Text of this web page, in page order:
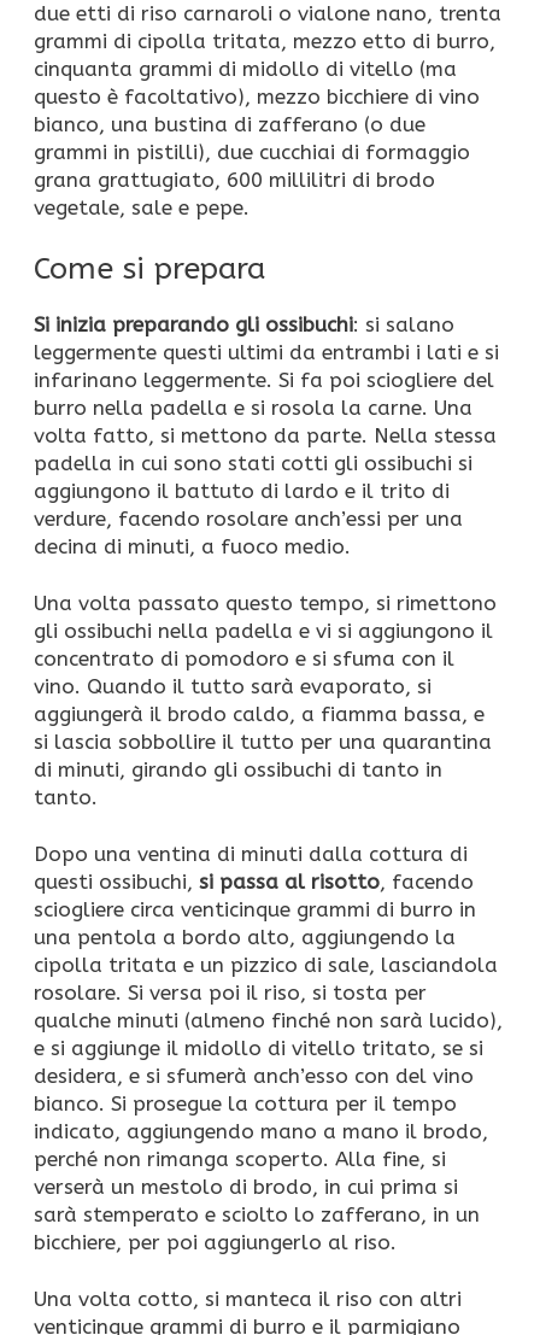
due etti di riso carnaroli o vialone nano, trenta
grammi di cipolla tritata, mezzo etto di burro,
cinquanta grammi di midollo di vitello (ma
questo è facoltativo), mezzo bicchiere di vino
bianco, una bustina di zafferano (o due
grammi in pistilli), due cucchiai di formaggio
grana grattugiato, 600 millilitri di brodo
vegetale, sale e pepe.
Come si prepara
Si inizia preparando gli ossibuchi: si salano
leggermente questi ultimi da entrambi i lati e si
infarinano leggermente. Si fa poi sciogliere del
burro nella padella e si rosola la carne. Una
volta fatto, si mettono da parte. Nella stessa
padella in cui sono stati cotti gli ossibuchi si
aggiungono il battuto di lardo e il trito di
verdure, facendo rosolare anch’essi per una
decina di minuti, a fuoco medio.
Una volta passato questo tempo, si rimettono
gli ossibuchi nella padella e vi si aggiungono il
concentrato di pomodoro e si sfuma con il
vino. Quando il tutto sarà evaporato, si
aggiungerà il brodo caldo, a fiamma bassa, e
si lascia sobbollire il tutto per una quarantina
di minuti, girando gli ossibuchi di tanto in
tanto.
Dopo una ventina di minuti dalla cottura di
questi ossibuchi, si passa al risotto, facendo
sciogliere circa venticinque grammi di burro in
una pentola a bordo alto, aggiungendo la
cipolla tritata e un pizzico di sale, lasciandola
rosolare. Si versa poi il riso, si tosta per
qualche minuti (almeno finché non sarà lucido),
e si aggiunge il midollo di vitello tritato, se si
desidera, e si sfumerà anch’esso con del vino
bianco. Si prosegue la cottura per il tempo
indicato, aggiungendo mano a mano il brodo,
perché non rimanga scoperto. Alla fine, si
verserà un mestolo di brodo, in cui prima si
sarà stemperato e sciolto lo zafferano, in un
bicchiere, per poi aggiungerlo al riso.
Una volta cotto, si manteca il riso con altri
venticinque grammi di burro e il parmigiano